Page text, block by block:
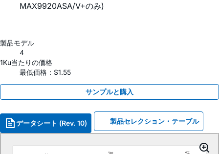
MAX9920ASA/V+のみ)
製品モデル
4
1Ku当たりの価格
最低価格：$1.55
サンプルと購入
データシート (Rev. 10) 製品セレクション・テーブル